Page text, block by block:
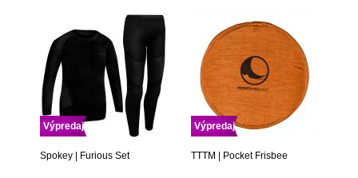
Výpredaj
Spokey | Furious Set
Výpredaj
TTTM | Pocket Frisbee